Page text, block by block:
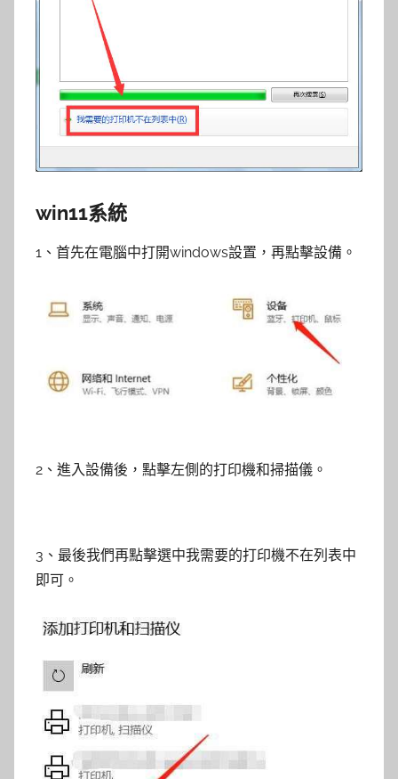
win11系統
1、首先在電腦中打開windows設置，再點擊設備。
2、進入設備後，點擊左側的打印機和掃描儀。
3、最後我們再點擊選中我需要的打印機不在列表中
即可。